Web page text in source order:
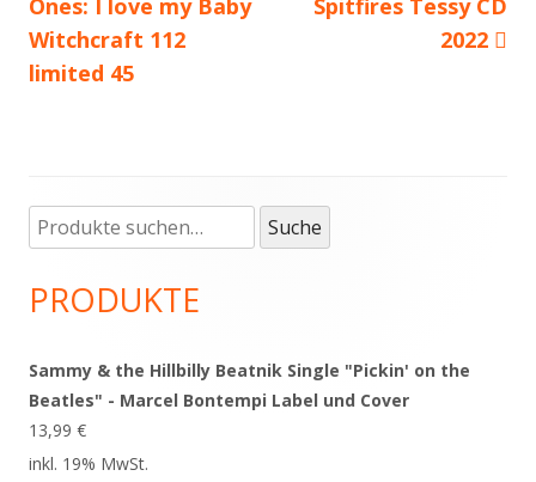
Witchcraft 112
limited 45
2022
Haupt-
Seitenleiste
Suche
nach:
Suche
PRODUKTE
Sammy & the Hillbilly Beatnik Single "Pickin' on the
Beatles" - Marcel Bontempi Label und Cover
13,99 €
inkl. 19% MwSt.